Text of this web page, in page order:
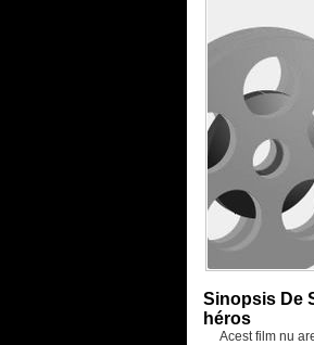
Sinopsis De
héros
Acest film nu